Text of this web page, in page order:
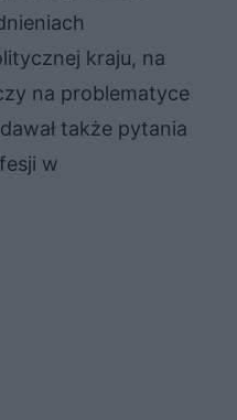
kraju, na
na problematyce
także pytania
w